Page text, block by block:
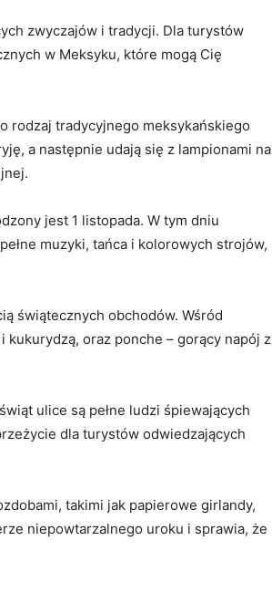
zwyczajów i tradycji. Dla turystów
w Meksyku, które mogą Cię
rodzaj tradycyjnego meksykańskiego
a następnie udają się z lampionami na
jest 1 listopada. W tym dniu
muzyki, tańca i kolorowych strojów,
świątecznych obchodów. Wśród
oraz ponche – gorący napój z
ulice są pełne ludzi śpiewających
dla turystów odwiedzających
takimi jak papierowe girlandy,
niepowtarzalnego uroku i sprawia, że